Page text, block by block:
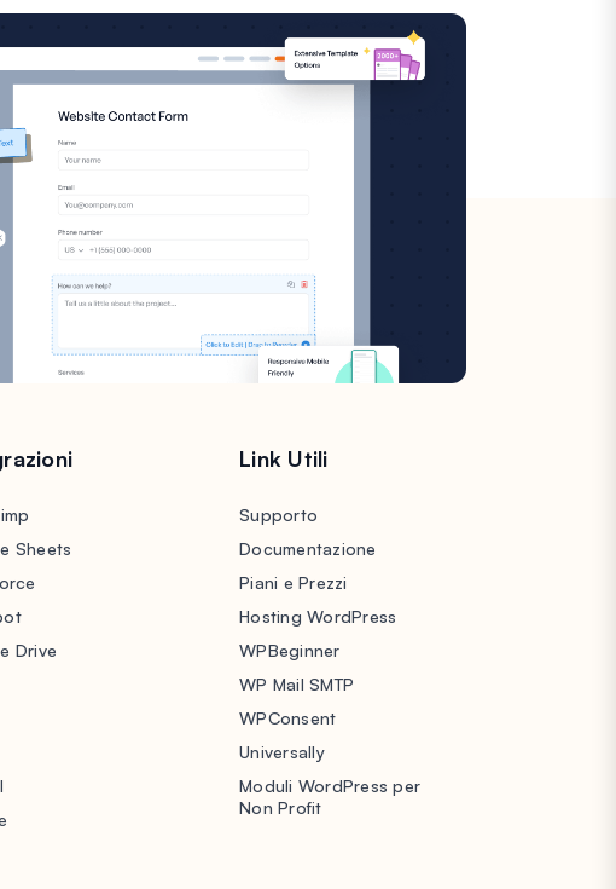
Sheets
Drive
Link Utili
Supporto
Documentazione
Piani e Prezzi
Hosting WordPress
WPBeginner
WP Mail SMTP
WPConsent
Universally
Moduli WordPress per
Non Profit